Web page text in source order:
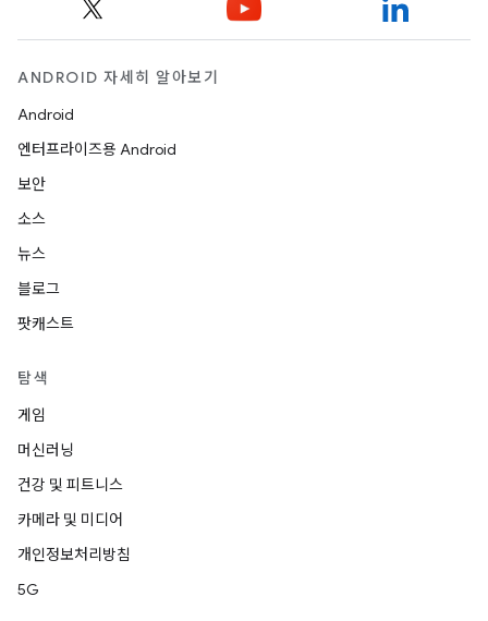
ANDROID 자세히 알아보기
Android
엔터프라이즈용 Android
보안
소스
뉴스
블로그
팟캐스트
탐색
게임
머신러닝
건강 및 피트니스
카메라 및 미디어
개인정보처리방침
5G